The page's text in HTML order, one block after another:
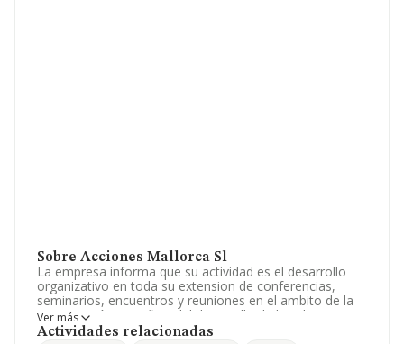
Sobre Acciones Mallorca Sl
La empresa informa que su actividad es el desarrollo
organizativo en toda su extension de conferencias,
seminarios, encuentros y reuniones en el ambito de la
investigación cientifica, del desarrollo de la cultura en
todas sus manifestaciones, actividades depo. La
Ver más
Actividades relacionadas